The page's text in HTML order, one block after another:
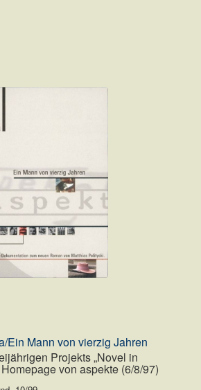
Ein Mann von vierzig Jahren
Projekts „Novel in
von aspekte (6/8/97)